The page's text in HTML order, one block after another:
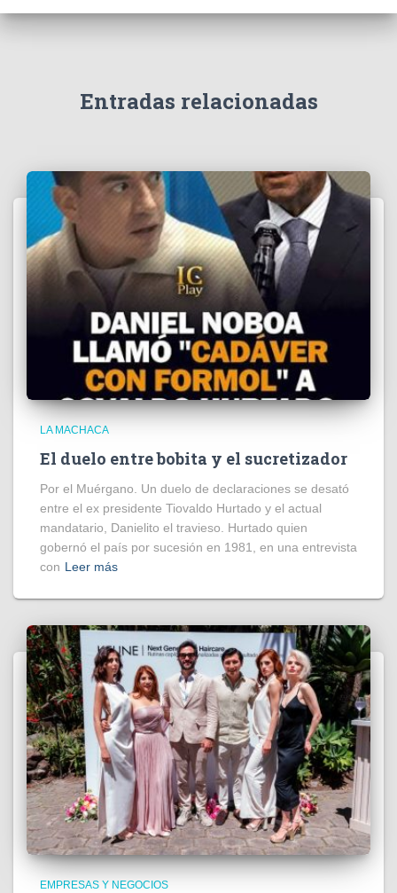
e
Entradas relacionadas
LA MACHACA
El duelo entre bobita y el sucretizador
Por el Muérgano. Un duelo de declaraciones se desató
entre el ex presidente Tiovaldo Hurtado y el actual
mandatario, Danielito el travieso. Hurtado quien
gobernó el país por sucesión en 1981, en una entrevista
con Leer más
EMPRESAS Y NEGOCIOS